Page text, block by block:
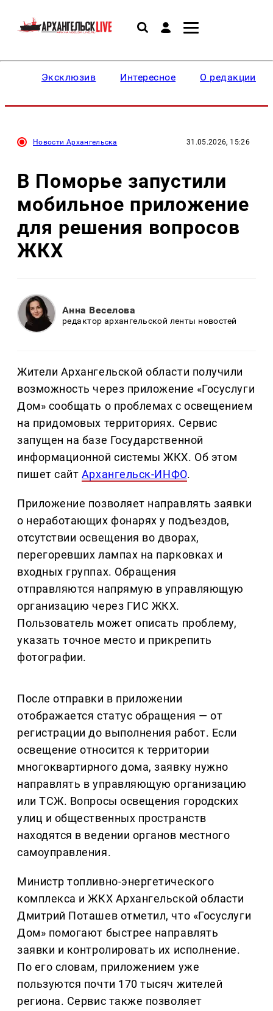
Эксклюзив Интересное О редакции
Новости Архангельска 31.05.2026, 15:26
В Поморье запустили
мобильное приложение
для решения вопросов
ЖКХ
Анна Веселова
редактор архангельской ленты новостей
Жители Архангельской области получили
возможность через приложение «Госуслуги
Дом» сообщать о проблемах с освещением
на придомовых территориях. Сервис
запущен на базе Государственной
информационной системы ЖКХ. Об этом
пишет сайт Архангельск-ИНФО.
Приложение позволяет направлять заявки
о неработающих фонарях у подъездов,
отсутствии освещения во дворах,
перегоревших лампах на парковках и
входных группах. Обращения
отправляются напрямую в управляющую
организацию через ГИС ЖКХ.
Пользователь может описать проблему,
указать точное место и прикрепить
фотографии.
После отправки в приложении
отображается статус обращения — от
регистрации до выполнения работ. Если
освещение относится к территории
многоквартирного дома, заявку нужно
направлять в управляющую организацию
или ТСЖ. Вопросы освещения городских
улиц и общественных пространств
находятся в ведении органов местного
самоуправления.
Министр топливно-энергетического
комплекса и ЖКХ Архангельской области
Дмитрий Поташев отметил, что «Госуслуги
Дом» помогают быстрее направлять
заявки и контролировать их исполнение.
По его словам, приложением уже
пользуются почти 170 тысяч жителей
региона. Сервис также позволяет